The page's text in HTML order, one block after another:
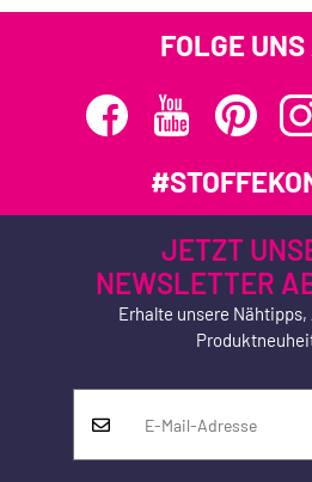
FOLGE
JETZT
NEWSLETTER
Erhalte unsere Nähtipps,